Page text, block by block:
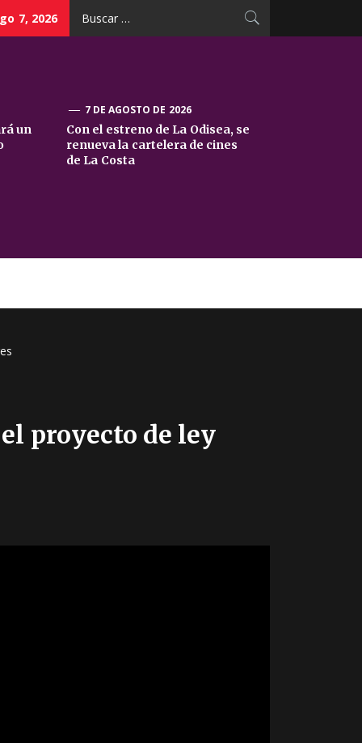
7, 2026
un
7 DE AGOSTO DE 2026
Con el estreno de La Odisea, se
renueva la cartelera de cines
de La Costa
proyecto de ley